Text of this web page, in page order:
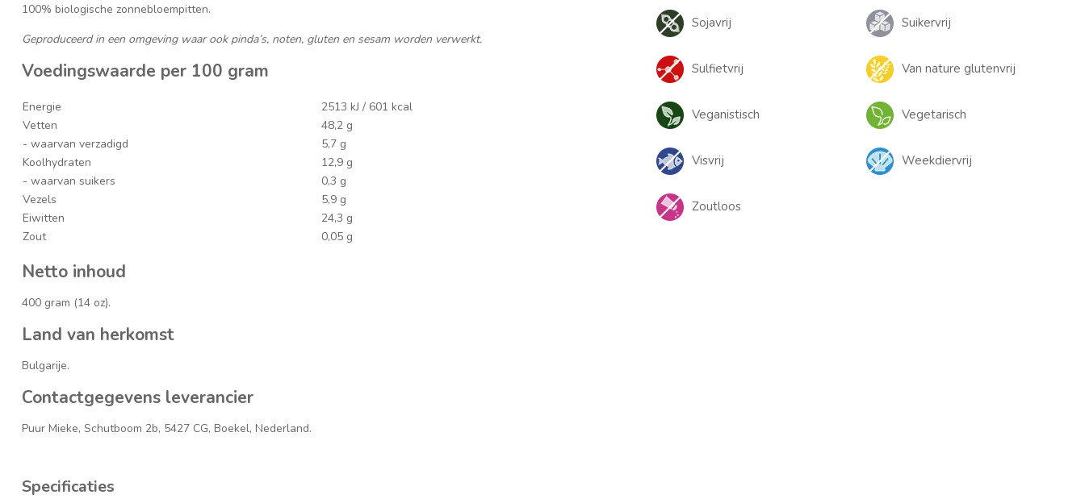
100% biologische zonnebloempitten.
Geproduceerd in een omgeving waar ook pinda’s, noten, gluten en sesam worden verwerkt.
Voedingswaarde per 100 gram
Energie
2513 kJ / 601 kcal
Vetten
48,2 g
- waarvan verzadigd
5,7 g
Koolhydraten
12,9 g
- waarvan suikers
0,3 g
Vezels
5,9 g
Eiwitten
24,3 g
Zout
0,05 g
Netto inhoud
400 gram (14 oz).
Land van herkomst
Bulgarije.
Contactgegevens leverancier
Puur Mieke, Schutboom 2b, 5427 CG, Boekel, Nederland.
Specificaties
Sojavrij Suikervrij
Sulfietvrij Van nature glutenvrij
Veganistisch Vegetarisch
Visvrij Weekdiervrij
Zoutloos